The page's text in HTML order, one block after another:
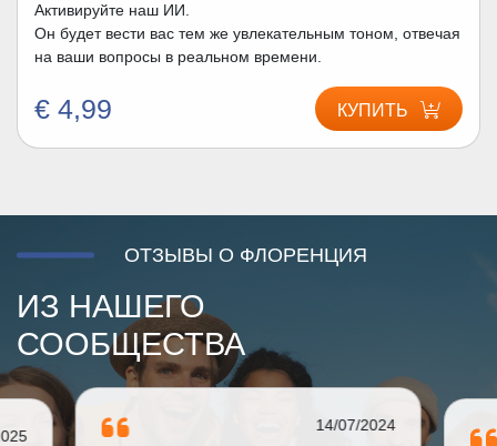
Активируйте наш ИИ.
Он будет вести вас тем же увлекательным тоном, отвечая
на ваши вопросы в реальном времени.
€ 4,99 КУПИТЬ
ОТЗЫВЫ О ФЛОРЕНЦИЯ
ИЗ НАШЕГО
СООБЩЕСТВА
14/07/2024